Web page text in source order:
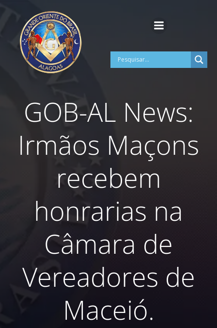
GOB-AL News:
Irmãos Maçons
recebem
honrarias na
Câmara de
Vereadores de
Maceió.